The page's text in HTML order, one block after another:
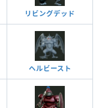
リビングデッド
ヘルビースト